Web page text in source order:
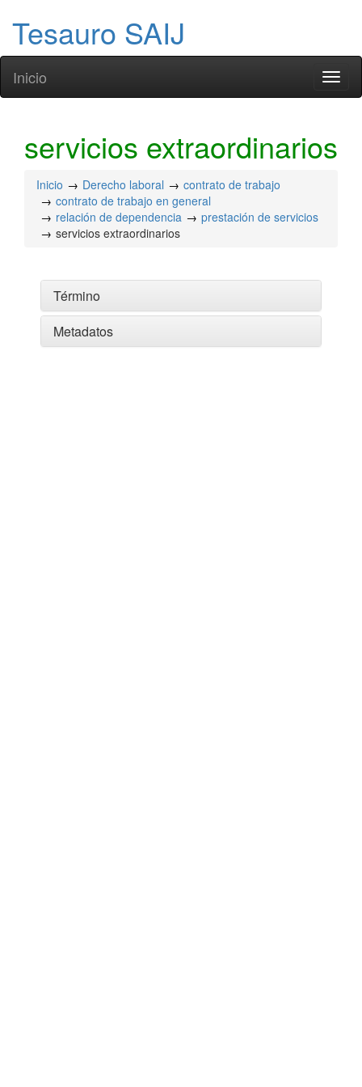
Tesauro SAIJ
Inicio
servicios extraordinarios
Inicio Derecho laboral
contrato de trabajo
contrato de trabajo en general
relación de dependencia
prestación de servicios
servicios extraordinarios
Término
Metadatos